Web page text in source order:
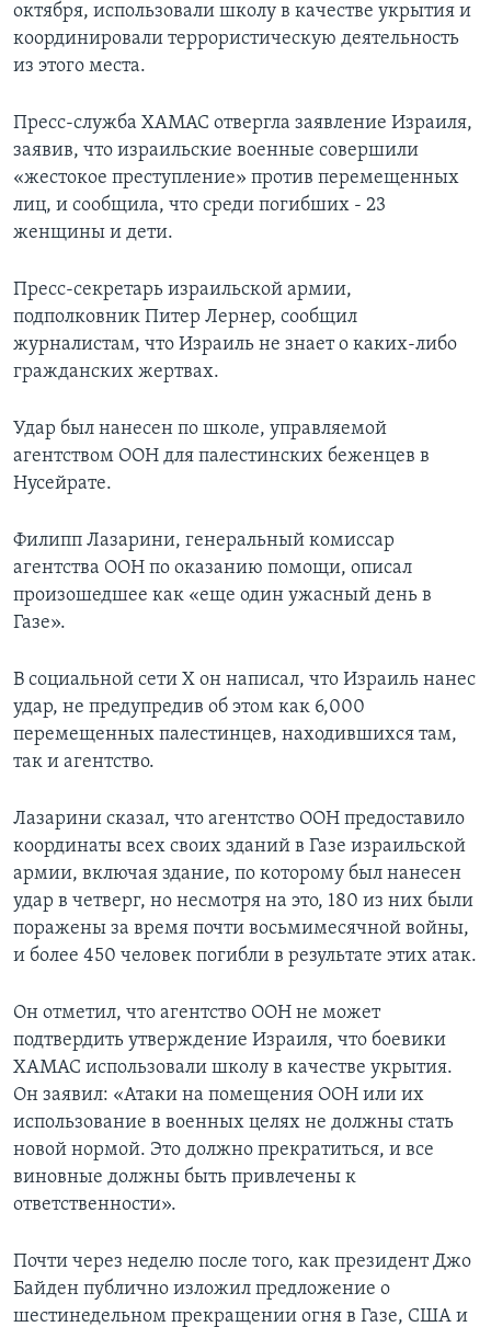
октября, использовали школу в качестве укрытия и
координировали террористическую деятельность
из этого места.
Пресс-служба ХАМАС отвергла заявление Израиля,
заявив, что израильские военные совершили
«жестокое преступление» против перемещенных
лиц, и сообщила, что среди погибших - 23
женщины и дети.
Пресс-секретарь израильской армии,
подполковник Питер Лернер, сообщил
журналистам, что Израиль не знает о каких-либо
гражданских жертвах.
Удар был нанесен по школе, управляемой
агентством ООН для палестинских беженцев в
Нусейрате.
Филипп Лазарини, генеральный комиссар
агентства ООН по оказанию помощи, описал
произошедшее как «еще один ужасный день в
Газе».
В социальной сети X он написал, что Израиль нанес
удар, не предупредив об этом как 6,000
перемещенных палестинцев, находившихся там,
так и агентство.
Лазарини сказал, что агентство ООН предоставило
координаты всех своих зданий в Газе израильской
армии, включая здание, по которому был нанесен
удар в четверг, но несмотря на это, 180 из них были
поражены за время почти восьмимесячной войны,
и более 450 человек погибли в результате этих атак.
Он отметил, что агентство ООН не может
подтвердить утверждение Израиля, что боевики
ХАМАС использовали школу в качестве укрытия.
Он заявил: «Атаки на помещения ООН или их
использование в военных целях не должны стать
новой нормой. Это должно прекратиться, и все
виновные должны быть привлечены к
ответственности».
Почти через неделю после того, как президент Джо
Байден публично изложил предложение о
шестинедельном прекращении огня в Газе, США и